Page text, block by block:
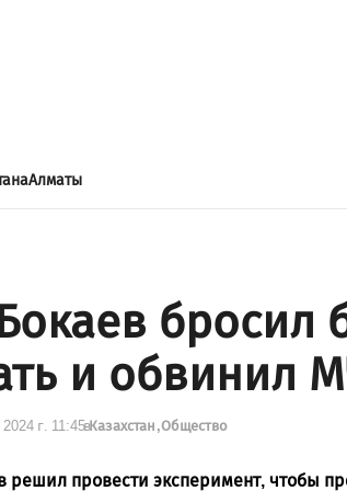
Алматы
бросил
и обвинил
г. 11:45вКазахстанОбщество
решил провести эксперимент, чтобы